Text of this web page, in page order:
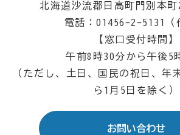
北海道沙流郡日高町門別本町
電話：01456-2-5131（
【窓口受付時間】
午前8時30分から午後5
（ただし、土日、国民の祝日、年
ら1月5日を除く）
お問い合わせ